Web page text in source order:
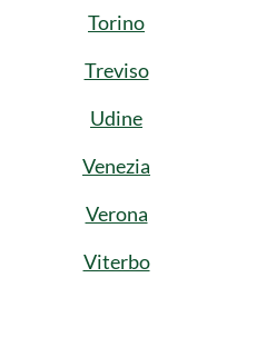
Torino
Treviso
Udine
Venezia
Verona
Viterbo